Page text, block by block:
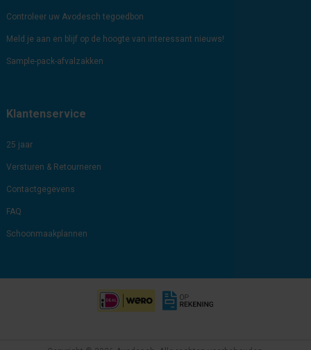
Controleer uw Avodesch tegoedbon
Meld je aan en blijf op de hoogte van interessant nieuws!
Sample-pack-afvalzakken
Klantenservice
25 jaar
Versturen & Retourneren
Contactgegevens
FAQ
Schoonmaakplannen